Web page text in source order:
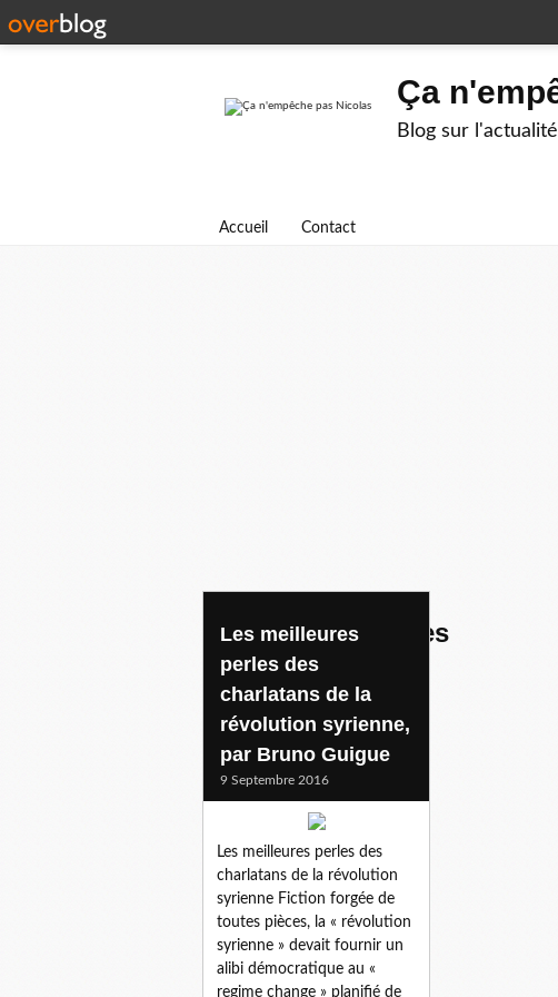
Ça
Blog sur
Accueil Contact
medias mensonges
Les meilleures
perles des
charlatans de la
révolution syrienne,
par Bruno Guigue
9 Septembre 2016
Les meilleures perles des
charlatans de la révolution
syrienne Fiction forgée de
toutes pièces, la « révolution
syrienne » devait fournir un
alibi démocratique au «
regime change » planifié de